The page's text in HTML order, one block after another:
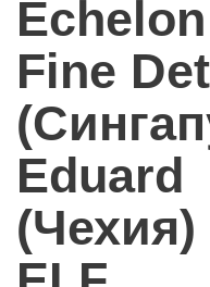
Echelon
Fine
Eduard
(Чехия)